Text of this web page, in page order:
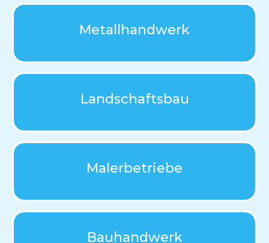
Metallhandwerk
Landschaftsbau
Malerbetriebe
Bauhandwerk